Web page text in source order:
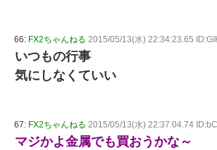
66: FX2ちゃんねる 2015/05/13(水) 22:34:23.65
いつもの行事
気にしなくていい
67: FX2ちゃんねる 2015/05/13(水) 22:37:04.74
マジかよ金属でも買おうかな～